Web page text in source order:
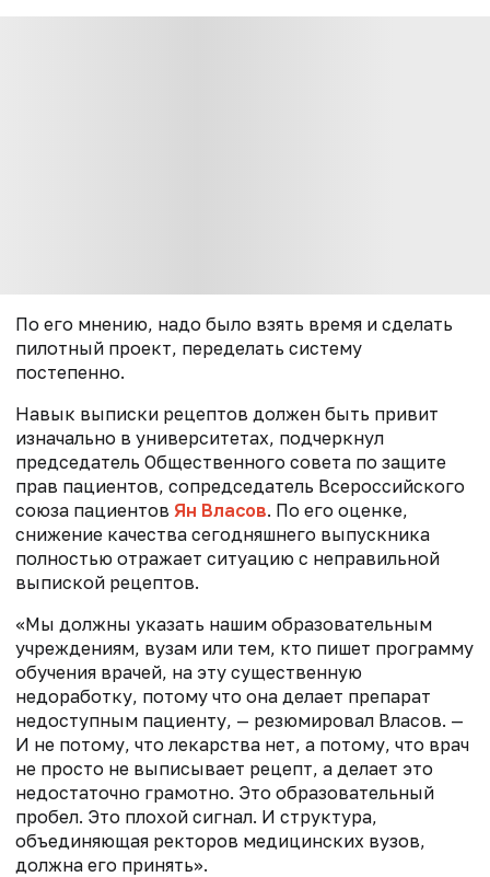
По его мнению, надо было взять время и сделать
пилотный проект, переделать систему
постепенно.
Навык выписки рецептов должен быть привит
изначально в университетах, подчеркнул
председатель Общественного совета по защите
прав пациентов, сопредседатель Всероссийского
союза пациентов Ян Власов. По его оценке,
снижение качества сегодняшнего выпускника
полностью отражает ситуацию с неправильной
выпиской рецептов.
«Мы должны указать нашим образовательным
учреждениям, вузам или тем, кто пишет программу
обучения врачей, на эту существенную
недоработку, потому что она делает препарат
недоступным пациенту, — резюмировал Власов. —
И не потому, что лекарства нет, а потому, что врач
не просто не выписывает рецепт, а делает это
недостаточно грамотно. Это образовательный
пробел. Это плохой сигнал. И структура,
объединяющая ректоров медицинских вузов,
должна его принять».